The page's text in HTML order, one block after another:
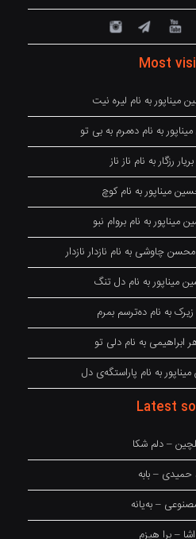
Most
میناپور به نام لیره نیت
به نام دەمرم بە بی تو
رزگار به نام ناز ناز
میناپور به نام کوچ
به نام بروام نبو
چاوشی به نام نازدار نازدار
میناپور به نام دل تنگ
به نام دەترسم بمرم
ابراهیمی به نام دلی تو
به نام پاراستگەی دل
Latest
– دلم شکا
– بابه
– بەیانە
– برا هیزم